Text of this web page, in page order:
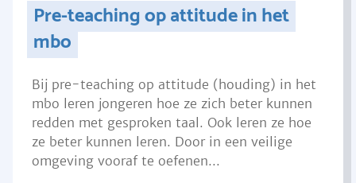
Pre-teaching op attitude in het
mbo
Bij pre-teaching op attitude (houding) in het
mbo leren jongeren hoe ze zich beter kunnen
redden met gesproken taal. Ook leren ze hoe
ze beter kunnen leren. Door in een veilige
omgeving vooraf te oefenen...